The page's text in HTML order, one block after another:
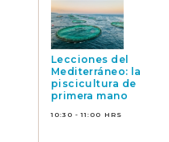
Lecciones del
Mediterráneo: la
piscicultura de
primera mano
10:30 - 11:00 HRS